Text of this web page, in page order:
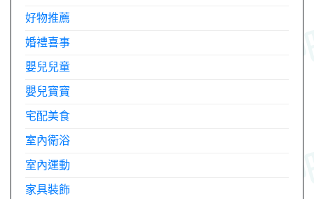
好物推薦
婚禮喜事
嬰兒兒童
嬰兒寶寶
宅配美食
室內衛浴
室內運動
家具裝飾